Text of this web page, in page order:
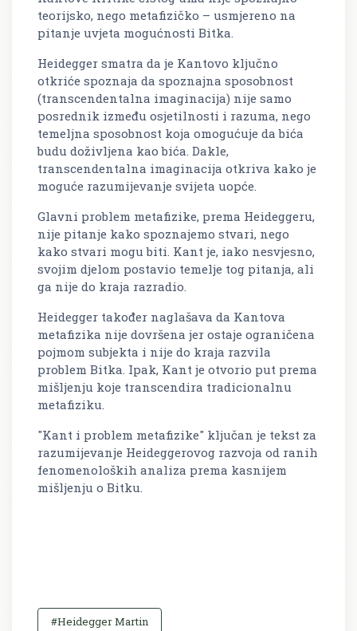
teorijsko, nego metafizičko – usmjereno na
pitanje uvjeta mogućnosti Bitka.
Heidegger smatra da je Kantovo ključno
otkriće spoznaja da spoznajna sposobnost
(transcendentalna imaginacija) nije samo
posrednik između osjetilnosti i razuma, nego
temeljna sposobnost koja omogućuje da bića
budu doživljena kao bića. Dakle,
transcendentalna imaginacija otkriva kako je
moguće razumijevanje svijeta uopće.
Glavni problem metafizike, prema Heideggeru,
nije pitanje kako spoznajemo stvari, nego
kako stvari mogu biti. Kant je, iako nesvjesno,
svojim djelom postavio temelje tog pitanja, ali
ga nije do kraja razradio.
Heidegger također naglašava da Kantova
metafizika nije dovršena jer ostaje ograničena
pojmom subjekta i nije do kraja razvila
problem Bitka. Ipak, Kant je otvorio put prema
mišljenju koje transcendira tradicionalnu
metafiziku.
"Kant i problem metafizike" ključan je tekst za
razumijevanje Heideggerovog razvoja od ranih
fenomenoloških analiza prema kasnijem
mišljenju o Bitku.
#Heidegger Martin